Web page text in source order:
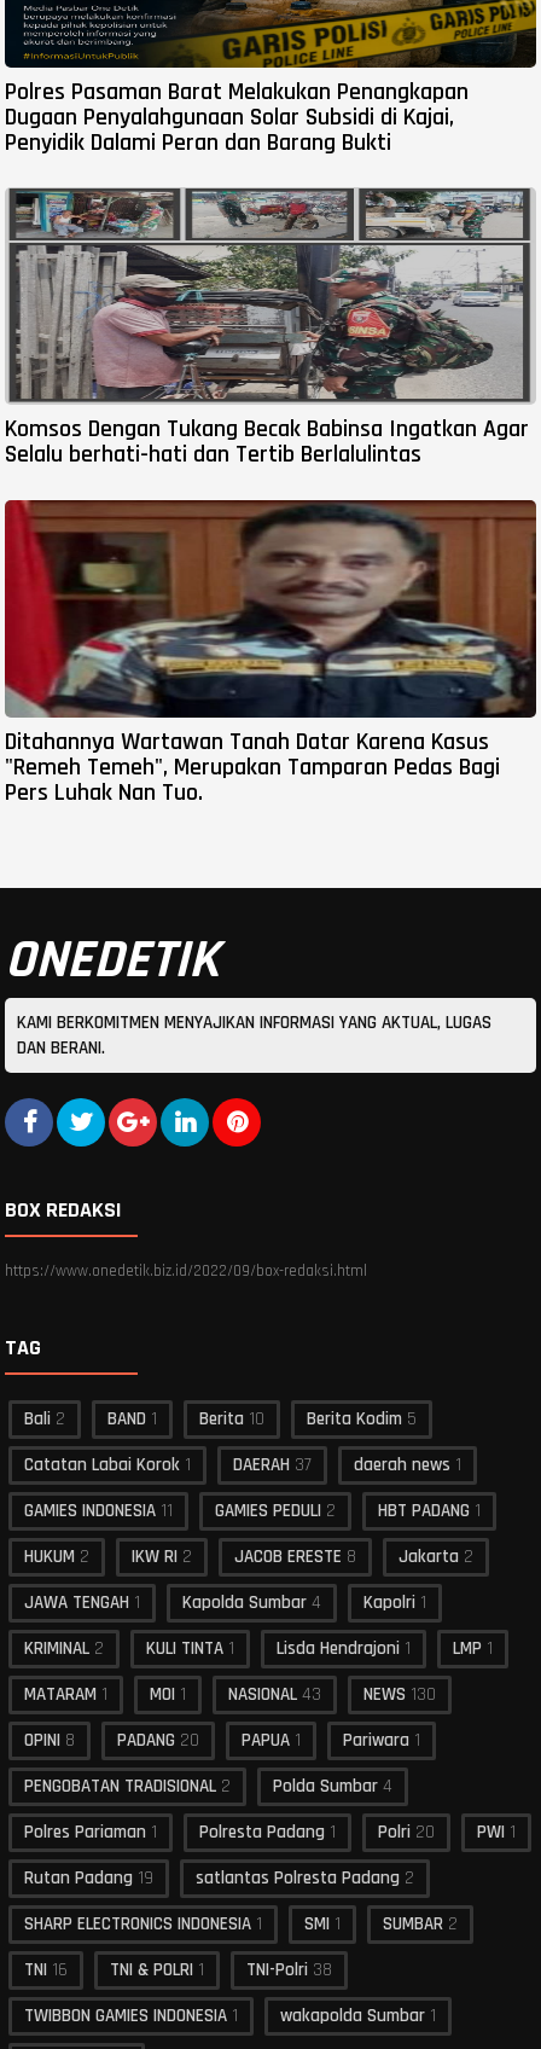
Polres Pasaman Barat Melakukan Penangkapan
Dugaan Penyalahgunaan Solar Subsidi di Kajai,
Penyidik Dalami Peran dan Barang Bukti
Komsos Dengan Tukang Becak Babinsa Ingatkan Agar
Selalu berhati-hati dan Tertib Berlalulintas
Ditahannya Wartawan Tanah Datar Karena Kasus
"Remeh Temeh", Merupakan Tamparan Pedas Bagi
Pers Luhak Nan Tuo.
ONEDETIK
KAMI BERKOMITMEN MENYAJIKAN INFORMASI YANG AKTUAL, LUGAS
DAN BERANI.
BOX REDAKSI
https://www.onedetik.biz.id/2022/09/box-redaksi.html
TAG
Bali 2 BAND 1 Berita 10 Berita Kodim 5
Catatan Labai Korok 1 DAERAH 37 daerah news 1
GAMIES INDONESIA 11 GAMIES PEDULI 2 HBT PADANG 1
HUKUM 2 IKW RI 2 JACOB ERESTE 8 Jakarta 2
JAWA TENGAH 1 Kapolda Sumbar 4 Kapolri 1
KRIMINAL 2 KULI TINTA 1 Lisda Hendrajoni 1 LMP 1
MATARAM 1 MOI 1 NASIONAL 43 NEWS 130
OPINI 8 PADANG 20 PAPUA 1 Pariwara 1
PENGOBATAN TRADISIONAL 2 Polda Sumbar 4
Polres Pariaman 1 Polresta Padang 1 Polri 20 PWI 1
Rutan Padang 19 satlantas Polresta Padang 2
SHARP ELECTRONICS INDONESIA 1 SMI 1 SUMBAR 2
TNI 16 TNI & POLRI 1 TNI-Polri 38
TWIBBON GAMIES INDONESIA 1 wakapolda Sumbar 1